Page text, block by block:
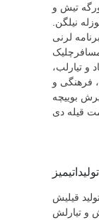
تیش و
نیلگن.
لرنی
و تیارلب،
فرهنگی و
بوییچه
قیلیش
و تیارلش